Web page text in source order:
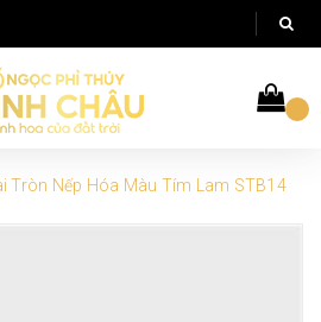
Tròn Nếp Hóa Màu Tím Lam STB14